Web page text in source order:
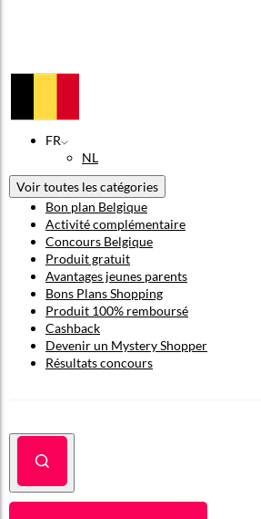
FR
NL
Voir toutes les catégories
Bon plan Belgique
Activité complémentaire
Concours Belgique
Produit gratuit
Avantages jeunes parents
Bons Plans Shopping
Produit 100% remboursé
Cashback
Devenir un Mystery Shopper
Résultats concours